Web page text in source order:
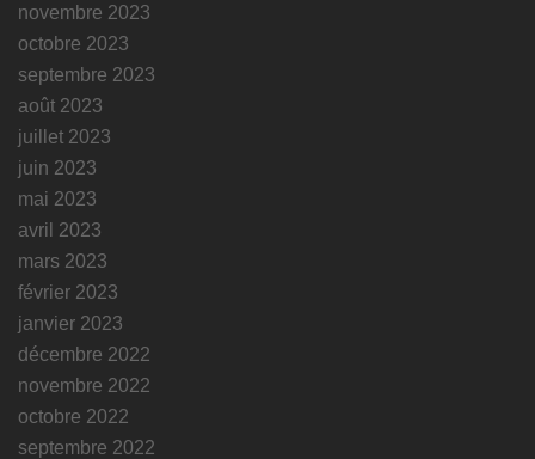
novembre 2023
octobre 2023
septembre 2023
août 2023
juillet 2023
juin 2023
mai 2023
avril 2023
mars 2023
février 2023
janvier 2023
décembre 2022
novembre 2022
octobre 2022
septembre 2022